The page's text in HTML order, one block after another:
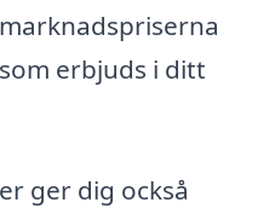
erbjuds i ditt
ger dig också